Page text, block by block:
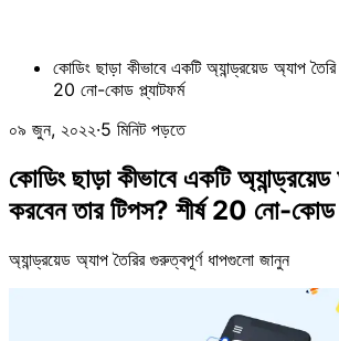
কোডিং ছাড়া কীভাবে একটি অ্যান্ড্রয়েড অ্যাপ
20 নো-কোড প্ল্যাটফর্ম
০৯ জুন, ২০২২·5 মিনিট পড়তে
কোডিং ছাড়া কীভাবে একটি
করবেন তার টিপস? শীর্ষ 20 নো-কোড
অ্যান্ড্রয়েড অ্যাপ তৈরির গুরুত্বপূর্ণ ধাপগুলো জানুন